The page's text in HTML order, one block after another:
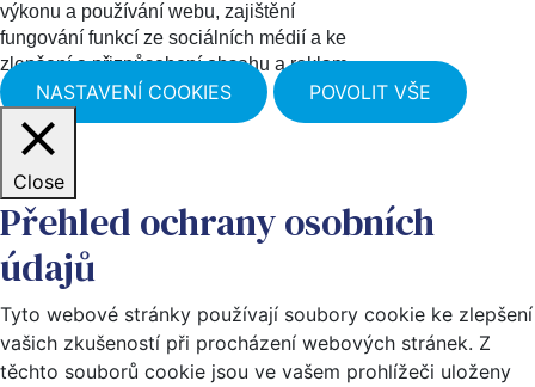
výkonu a používání webu, zajištění
fungování funkcí ze sociálních médií a ke
zlepšení a přizpůsobení obsahu a reklam.
NASTAVENÍ COOKIES POVOLIT VŠE
Close
Přehled ochrany osobních
údajů
Tyto webové stránky používají soubory cookie ke zlepšení
vašich zkušeností při procházení webových stránek. Z
těchto souborů cookie jsou ve vašem prohlížeči uloženy